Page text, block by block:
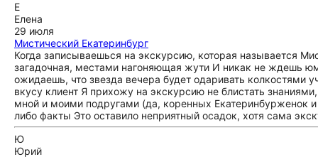
Е
Елена
29 июля
Мистический Екатеринбург
Когда записываешься на экскурсию, которая называется
загадочная, местами нагоняющая жути И никак не ждешь
ожидаешь, что звезда вечера будет одаривать колкостями
вкусу клиент Я прихожу на экскурсию не блистать
мной и моими подругами (да, коренных Екатеринбурженок
либо факты Это оставило неприятный осадок, хотя сама
Ю
Юрий